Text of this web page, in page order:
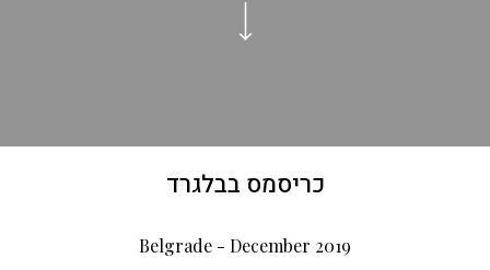
כריסמס בבלגרד
Belgrade - December 2019